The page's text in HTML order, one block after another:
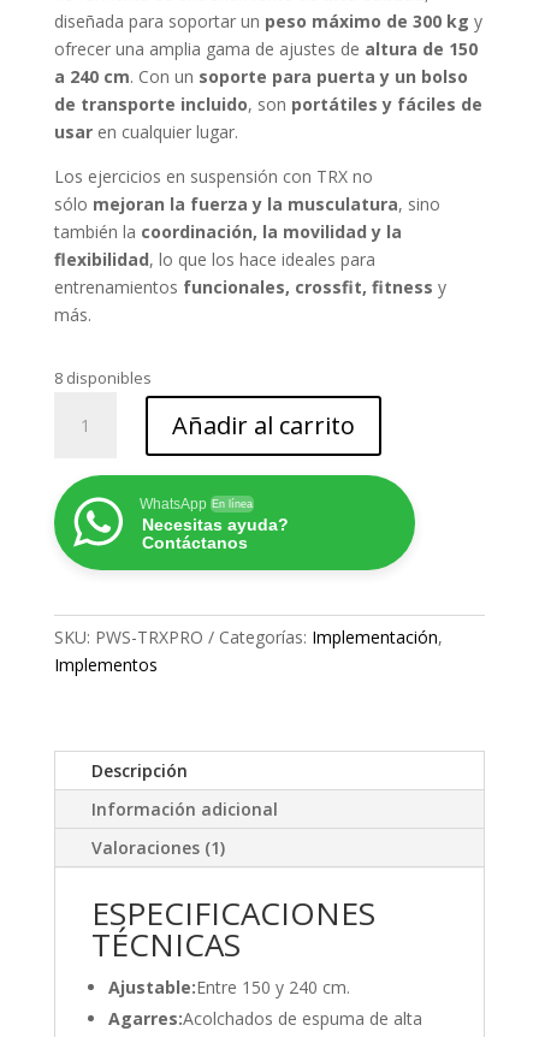
$24.990.$13.900.
diseñada para soportar un peso máximo de 300 kg y
ofrecer una amplia gama de ajustes de altura de 150
a 240 cm. Con un soporte para puerta y un bolso
de transporte incluido, son portátiles y fáciles de
usaren cualquier lugar.
Los ejercicios en suspensión con TRX no
sólo mejoran la fuerza y la musculatura, sino
también la coordinación, la movilidad y la
flexibilidad, lo que los hace ideales para
entrenamientos funcionales, crossfit, fitness y
más.
8 disponibles
SUSPENSIÓN
TRX
PRO
cantidad
Añadir al carrito
WhatsApp En línea
Necesitas ayuda?
Contáctanos
SKU: PWS-TRXPRO Categorías: Implementación,
Implementos
Descripción
Información adicional
Valoraciones (1)
ESPECIFICACIONES
TÉCNICAS
Ajustable:Entre 150 y 240 cm.
Agarres:Acolchados de espuma de alta